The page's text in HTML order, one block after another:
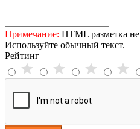
Примечание: HTML разметка
Используйте обычный текст.
Рейтинг